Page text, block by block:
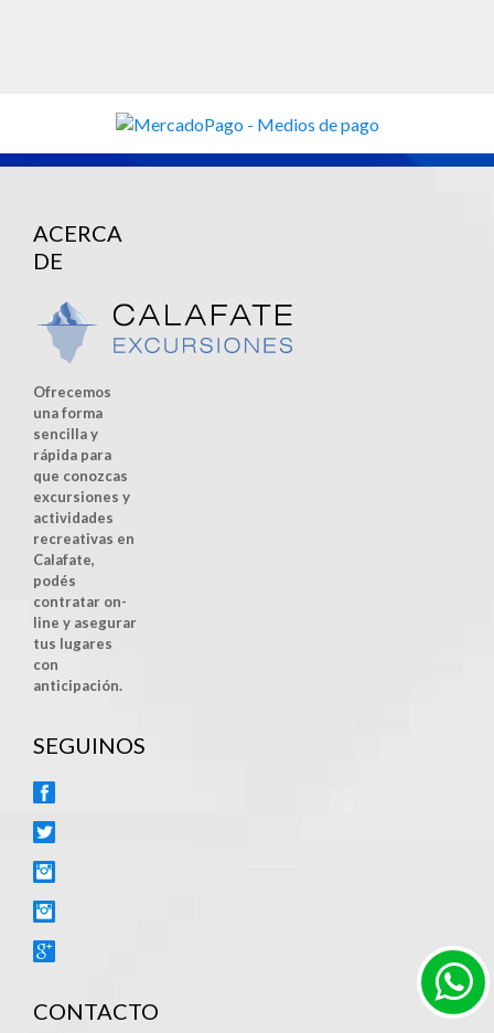
ACERCA
DE
Ofrecemos
una forma
sencilla y
rápida para
que conozcas
excursiones y
actividades
recreativas en
Calafate,
podés
contratar on-
line y asegurar
tus lugares
con
anticipación.
SEGUINOS
CONTACTO